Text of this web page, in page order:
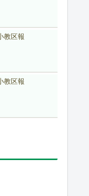
教区報
教区報